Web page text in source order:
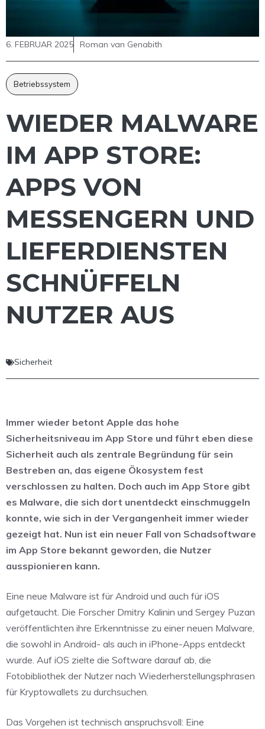
6. FEBRUAR 2025 Roman van Genabith
Betriebssystem
WIEDER MALWARE
IM APP STORE:
APPS VON
MESSENGERN UND
LIEFERDIENSTEN
SCHNÜFFELN
NUTZER AUS
Sicherheit
Immer wieder betont Apple das hohe
Sicherheitsniveau im App Store und führt eben diese
Sicherheit auch als zentrale Begründung für sein
Bestreben an, das eigene Ökosystem fest
verschlossen zu halten. Doch auch im App Store gibt
es Malware, die sich dort unentdeckt einschmuggeln
konnte, wie sich in der Vergangenheit immer wieder
gezeigt hat. Nun ist ein neuer Fall von Schadsoftware
im App Store bekannt geworden, die Nutzer
ausspionieren kann.
Eine neue Malware ist für Android und auch für iOS
aufgetaucht. Die Forscher Dmitry Kalinin und Sergey Puzan
veröffentlichten ihre Erkenntnisse zu einer neuen Malware,
die sowohl in Android- als auch in iPhone-Apps entdeckt
wurde. Auf iOS zielte die Software darauf ab, die
Fotobibliothek der Nutzer nach Wiederherstellungsphrasen
für Kryptowallets zu durchsuchen.
Das Vorgehen ist technisch anspruchsvoll: Eine